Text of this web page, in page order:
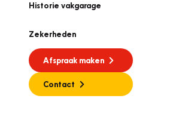
Historie vakgarage
Zekerheden
Afspraak maken
Contact